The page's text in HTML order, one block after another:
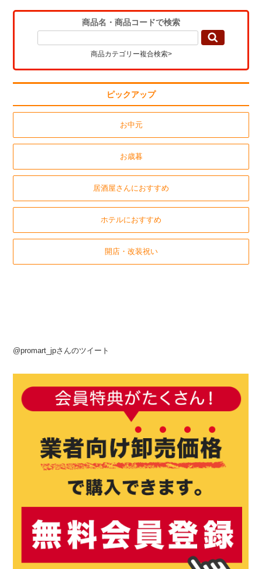
商品名・商品コードで検索
商品カテゴリー複合検索>
ピックアップ
お中元
お歳暮
居酒屋さんにおすすめ
ホテルにおすすめ
開店・改装祝い
@promart_jpさんのツイート